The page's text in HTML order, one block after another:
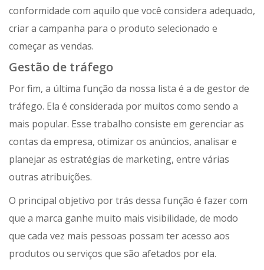
conformidade com aquilo que você considera adequado,
criar a campanha para o produto selecionado e
começar as vendas.
Gestão de tráfego
Por fim, a última função da nossa lista é a de gestor de
tráfego. Ela é considerada por muitos como sendo a
mais popular. Esse trabalho consiste em gerenciar as
contas da empresa, otimizar os anúncios, analisar e
planejar as estratégias de marketing, entre várias
outras atribuições.
O principal objetivo por trás dessa função é fazer com
que a marca ganhe muito mais visibilidade, de modo
que cada vez mais pessoas possam ter acesso aos
produtos ou serviços que são afetados por ela.